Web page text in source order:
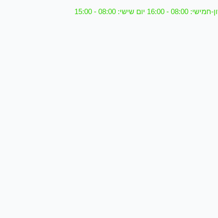
- 16:00 יום שישי: 08:00 - 15:00